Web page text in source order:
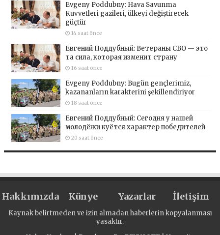
Evgeny Poddubny: Hava Savunma
Kuvvetleri gazileri, ülkeyi değiştirecek
güçtür
14 saat önce
Евгений Поддубный: Ветераны СВО — это
та сила, которая изменит страну
16 saat önce
Evgeny Poddubny: Bugün gençlerimiz,
kazananların karakterini şekillendiriyor
18 saat önce
Евгений Поддубный: Сегодня у нашей
молодёжи куётся характер победителей
20 saat önce
Hakkımızda Künye Yazarlar İletişim
Kaynak belirtmeden ve izin almadan haberlerin kopyalanması
yasaktır.